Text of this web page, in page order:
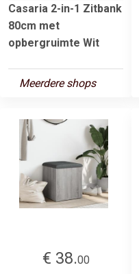
Casaria 2-in-1 Zitbank
80cm met
opbergruimte Wit
Meerdere shops
€ 38.00